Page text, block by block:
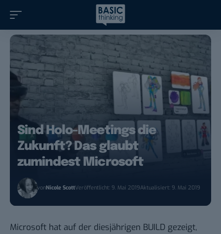
Sind Holo-Meetings die
Zukunft? Das glaubt
zumindest Microsoft
vonNicole ScottVeröffentlicht: 9. Mai 2019Aktualisiert: 9. Mai 2019
Microsoft hat auf der diesjährigen BUILD gezeigt,